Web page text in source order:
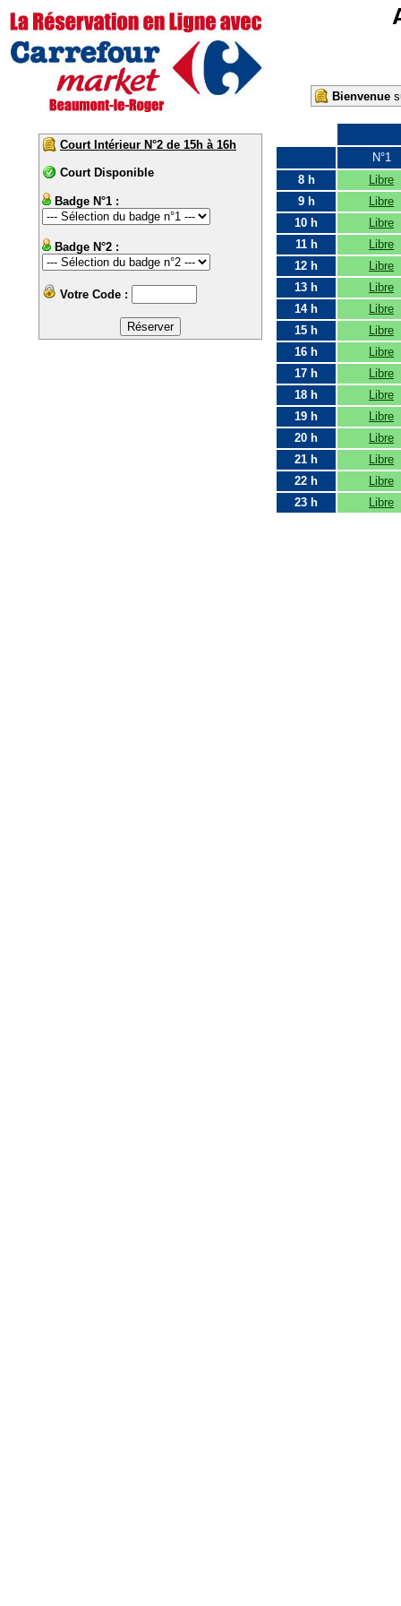
Bienvenue
Court Intérieur N°2 de 15h à 16h
Court Disponible
Badge N°1 :
Badge N°2 :
Votre Code :
N°1
8 h
Libre
9 h
Libre
10 h
Libre
11 h
Libre
12 h
Libre
13 h
Libre
14 h
Libre
15 h
Libre
16 h
Libre
17 h
Libre
18 h
Libre
19 h
Libre
20 h
Libre
21 h
Libre
22 h
Libre
23 h
Libre